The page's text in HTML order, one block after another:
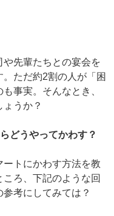
先輩たちとの宴会を
ただ約2割の人が「困
事実。そんなとき、
うか？
どうやってかわす？
ートにかわす方法を教
ろ、下記のような回
考にしてみては？